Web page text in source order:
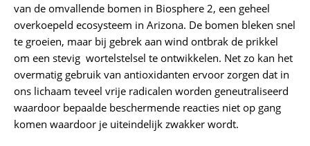
van de omvallende bomen in Biosphere 2, een geheel
overkoepeld ecosysteem in Arizona. De bomen bleken snel
te groeien, maar bij gebrek aan wind ontbrak de prikkel
om een stevig wortelstelsel te ontwikkelen. Net zo kan het
overmatig gebruik van antioxidanten ervoor zorgen dat in
ons lichaam teveel vrije radicalen worden geneutraliseerd
waardoor bepaalde beschermende reacties niet op gang
komen waardoor je uiteindelijk zwakker wordt.